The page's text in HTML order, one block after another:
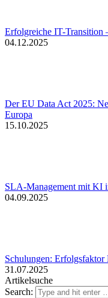
Erfolgreiche IT-Transition
04.12.2025
Der EU Data Act 2025:
Europa
15.10.2025
SLA-Management mit KI
04.09.2025
Schulungen:
31.07.2025
Artikelsuche
Search: